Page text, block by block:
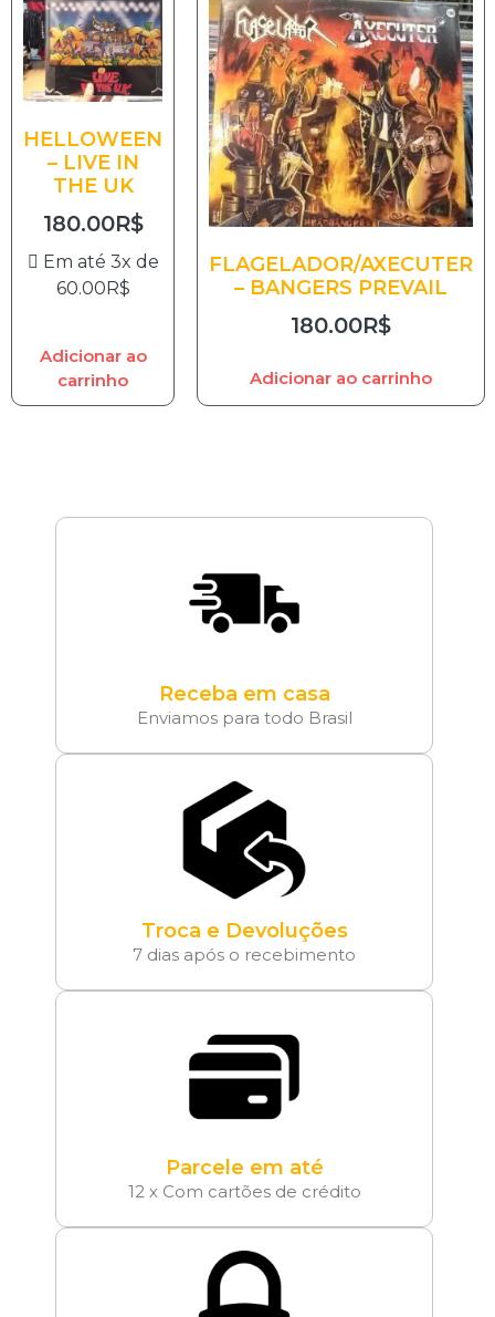
HELLOWEEN
– LIVE IN
THE UK
180.00R$
Em até 3x de
60.00R$
Adicionar ao
carrinho
FLAGELADOR/AXECUTER
– BANGERS PREVAIL
180.00R$
Adicionar ao carrinho
Receba em casa
Enviamos para todo Brasil
Troca e Devoluções
7 dias após o recebimento
Parcele em até
12 x Com cartões de crédito